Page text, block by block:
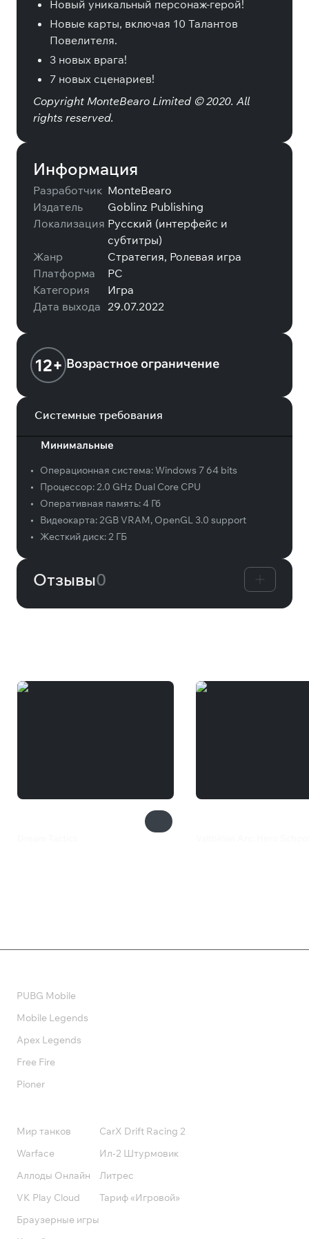
Новый уникальный персонаж-герой!
Новые карты, включая 10 Талантов
Повелителя.
3 новых врага!
7 новых сценариев!
Copyright MonteBearo Limited © 2020. All
rights reserved.
Информация
Разработчик MonteBearo
Издатель
Goblinz Publishing
Локализация Русский (интерфейс и
субтитры)
Жанр
Стратегия, Ролевая игра
Платформа
PC
Категория
Игра
Дата выхода 29.07.2022
12+ Возрастное ограничение
Системные требования
Минимальные
• Операционная система:Windows 7 64 bits
•
Процессор:2.0 GHz Dual Core CPU
•
Оперативная память:4 Гб
•
Видеокарта:2GB VRAM, OpenGL 3.0 support
•
Жесткий диск:2 ГБ
Отзывы0
PUBG Mobile
Mobile Legends
Apex Legends
Free Fire
Pioner
Мир танков
Warface
Аллоды Онлайн
VK Play Cloud
Браузерные игры
CarX Drift Racing 2
Ил-2 Штурмовик
Литрес
Тариф «Игровой»